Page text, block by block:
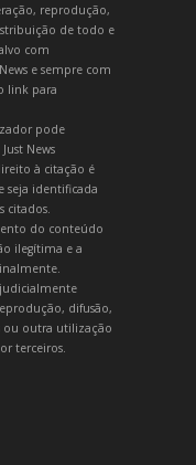
reprodução,
de todo e
com
e sempre com
link para
pode
News
à citação é
seja identificada
citados.
do conteúdo
ilegítima e a
judicialmente
difusão,
ou outra utilização
terceiros.